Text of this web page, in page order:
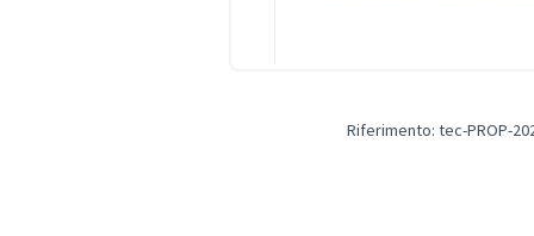
Riferimento: tec-PROP-